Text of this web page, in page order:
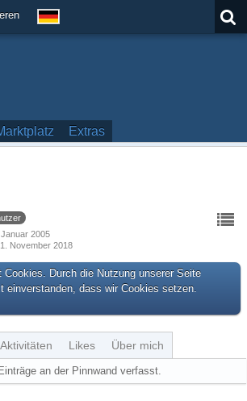
Extras
2005
1. November 2018
Cookies. Durch die Nutzung unserer Seite
einverstanden, dass wir Cookies setzen.
Likes Über mich
an der Pinnwand verfasst.